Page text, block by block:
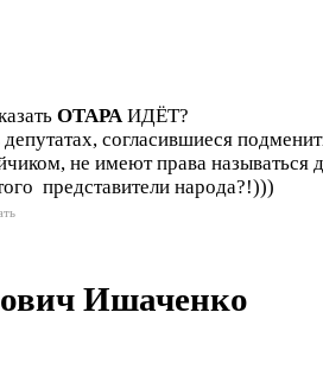
ОТАРАИДЁТ?
согласившиеся
не имеют права называться
представители народа?!)))
Ишаченко